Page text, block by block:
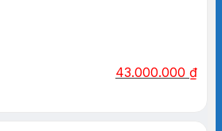
43.000.000 ₫